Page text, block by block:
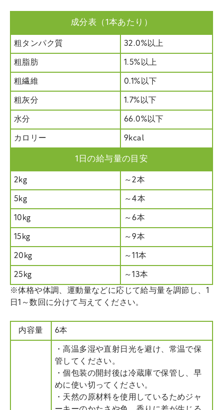
成分表（1本あたり）
粗タンパク質 32.0%以上
粗脂肪 1.5%以上
粗繊維 0.1%以下
粗灰分 1.7%以下
水分 66.0%以下
カロリー 9kcal
1日の給与量の目安
2kg ～2本
5kg ～4本
10kg ～6本
15kg ～9本
20kg ～11本
25kg
～13本
※体格や体調、運動量などに応じて給与量を調節し、1
日1～数回に分けて与えてください。
内容量 6本
・高温多湿や直射日光を避け、常温で保
管してください。
・個包装の開封後は冷蔵庫で保管し、早
めに使い切ってください。
・天然の原材料を使用しているためジャ